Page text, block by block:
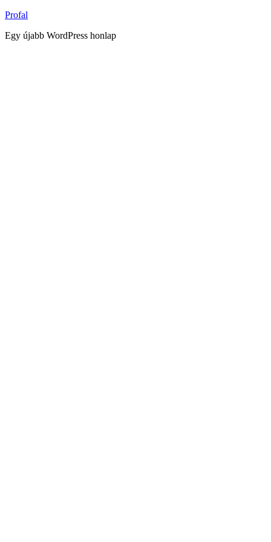
Tartalomhoz
Profal
Egy újabb WordPress honlap